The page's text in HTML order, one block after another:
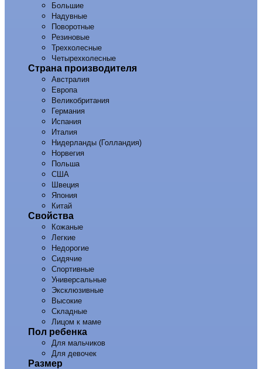
Большие
Надувные
Поворотные
Резиновые
Трехколесные
Четырехколесные
Страна производителя
Австралия
Европа
Великобритания
Германия
Испания
Италия
Нидерланды (Голландия)
Норвегия
Польша
США
Швеция
Япония
Китай
Свойства
Кожаные
Легкие
Недорогие
Сидячие
Спортивные
Универсальные
Эксклюзивные
Высокие
Складные
Лицом к маме
Пол ребенка
Для мальчиков
Для девочек
Размер